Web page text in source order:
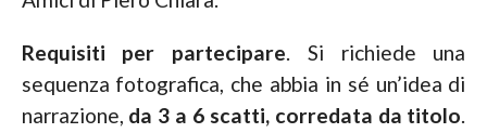
Requisiti per partecipare. Si richiede una
sequenza fotografica, che abbia in sé un’idea di
narrazione, da 3 a 6 scatti, corredata da titolo.